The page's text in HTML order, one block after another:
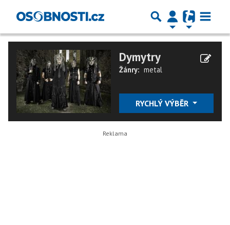
Dymytry
Žánry: metal
RYCHLÝ VÝBĚR